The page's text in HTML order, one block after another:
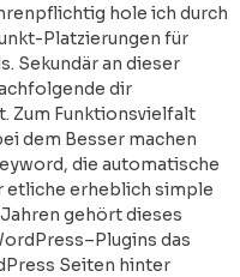
hole ich durch
Platzierungen für
Sekundär an dieser
dir
Zum Funktionsvielfalt
dem Besser machen
die automatische
etliche erheblich simple
gehört dieses
das
Seiten hinter